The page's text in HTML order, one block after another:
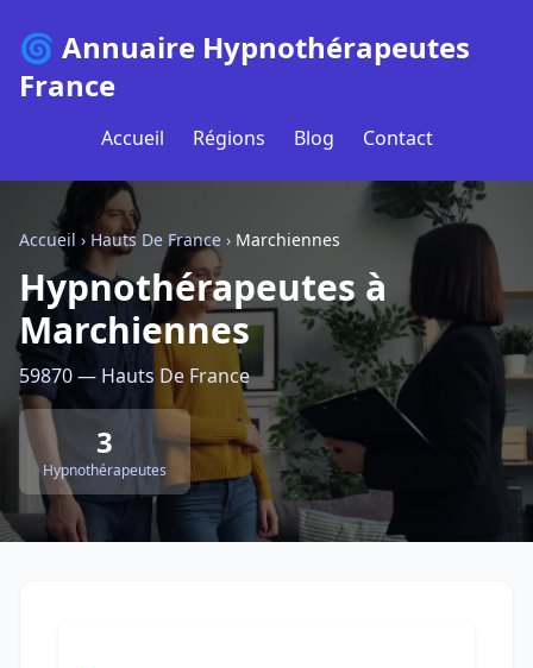
🌀 Annuaire Hypnothérapeutes
France
Accueil Régions Blog Contact
Accueil › Hauts De France › Marchiennes
Hypnothérapeutes à
Marchiennes
59870 — Hauts De France
3
Hypnothérapeutes